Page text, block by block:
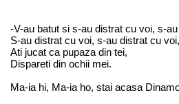
-V-au batut si s-au distrat cu voi, s-
S-au distrat cu voi, s-au distrat cu
Ati jucat ca pupaza din tei,
Dispareti din ochii mei.
Ma-ia hi, Ma-ia ho, stai acasa